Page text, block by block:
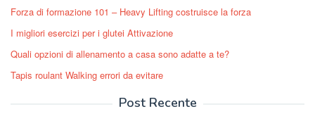
Forza di formazione 101 – Heavy Lifting costruisce la forza
I migliori esercizi per i glutei Attivazione
Quali opzioni di allenamento a casa sono adatte a te?
Tapis roulant Walking errori da evitare
Post Recente